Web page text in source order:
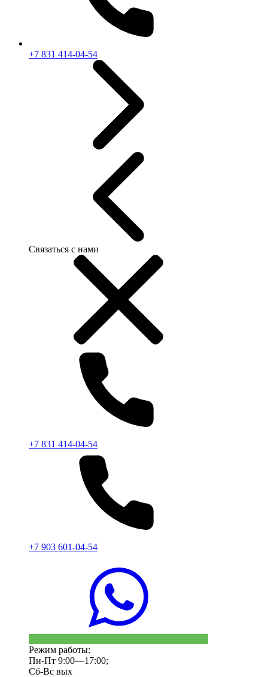
+7 831 414-04-54
Связаться с нами
+7 831 414-04-54
+7 903 601-04-54
Режим работы:
Пн-Пт 9:00—17:00;
Сб-Вс вых